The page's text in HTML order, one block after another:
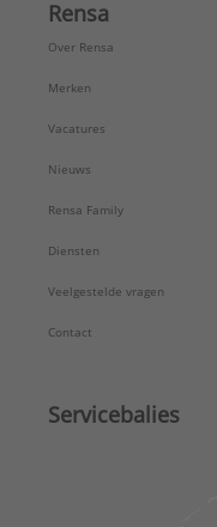
Rensa
Over Rensa
Merken
Vacatures
Nieuws
Rensa Family
Diensten
Veelgestelde vragen
Contact
Servicebalies